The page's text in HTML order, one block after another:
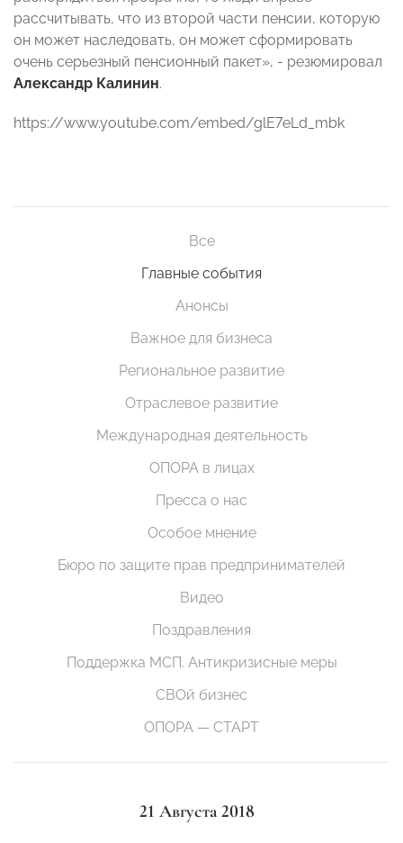
рассчитывать, что из второй части пенсии, которую
он может наследовать, он может сформировать
очень серьезный пенсионный пакет», - резюмировал
Александр Калинин.
https://www.youtube.com/embed/glE7eLd_mbk
Все
Главные события
Анонсы
Важное для бизнеса
Региональное развитие
Отраслевое развитие
Международная деятельность
ОПОРА в лицах
Пресса о нас
Особое мнение
Бюро по защите прав предпринимателей
Видео
Поздравления
Поддержка МСП. Антикризисные меры
СВОй бизнес
ОПОРА — СТАРТ
21 Августа 2018